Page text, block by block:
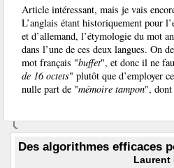
Article intéressant, mais je vais
L’anglais étant historiquement pour
et d’allemand, l’étymologie du mot
dans l’une de ces deux langues. On
mot français "buffet", et donc il ne
de 16 octets" plutôt que d’employer
nulle part de "mémoire tampon",
Des algorithmes efficaces
Laurent